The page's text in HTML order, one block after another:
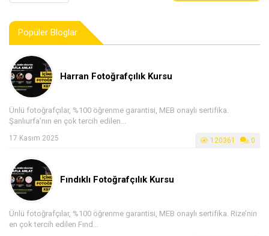
Popüler Bloglar
Harran Fotoğrafçılık Kursu
Ünlü fotoğrafçılar, %100 öğrenme garantisi, MEB onaylı sertifika.
Şanlıurfa’nın en çok tercih edilen...
17 Kasım 2025 120361 0
Fındıklı Fotoğrafçılık Kursu
Ünlü fotoğrafçılar, %100 öğrenme garantisi, MEB onaylı sertifika. Rize’nin
en çok tercih edilen Fınd...